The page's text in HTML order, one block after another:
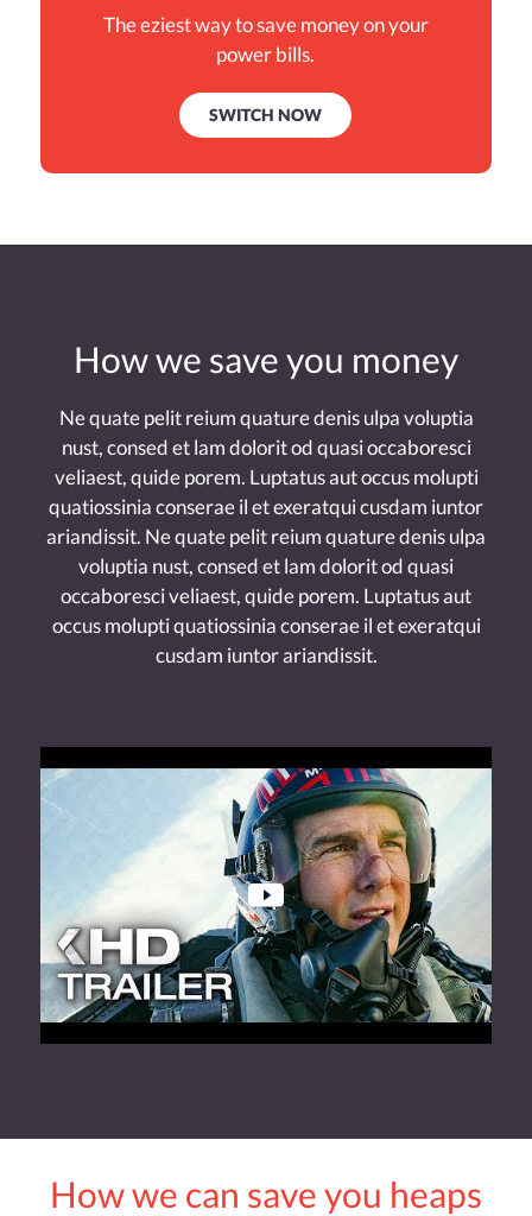
The eziest way to save money on your
power bills.
SWITCH NOW
How we save you money
Ne quate pelit reium quature denis ulpa voluptia
nust, consed et lam dolorit od quasi occaboresci
veliaest, quide porem. Luptatus aut occus molupti
quatiossinia conserae il et exeratqui cusdam iuntor
ariandissit. Ne quate pelit reium quature denis ulpa
voluptia nust, consed et lam dolorit od quasi
occaboresci veliaest, quide porem. Luptatus aut
occus molupti quatiossinia conserae il et exeratqui
cusdam iuntor ariandissit.
How we can save you heaps